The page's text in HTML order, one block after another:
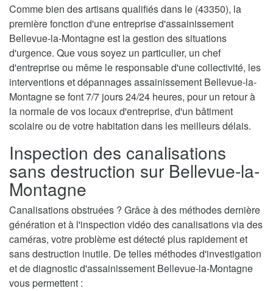
Comme bien des artisans qualifiés dans le (43350), la
première fonction d'une entreprise d'assainissement
Bellevue-la-Montagne est la gestion des situations
d'urgence. Que vous soyez un particulier, un chef
d'entreprise ou même le responsable d'une collectivité, les
interventions et dépannages assainissement Bellevue-la-
Montagne se font 7/7 jours 24/24 heures, pour un retour à
la normale de vos locaux d'entreprise, d'un bâtiment
scolaire ou de votre habitation dans les meilleurs délais.
Inspection des canalisations
sans destruction sur Bellevue-la-
Montagne
Canalisations obstruées ? Grâce à des méthodes dernière
génération et à l'inspection vidéo des canalisations via des
caméras, votre problème est détecté plus rapidement et
sans destruction inutile. De telles méthodes d'investigation
et de diagnostic d'assainissement Bellevue-la-Montagne
vous permettent :